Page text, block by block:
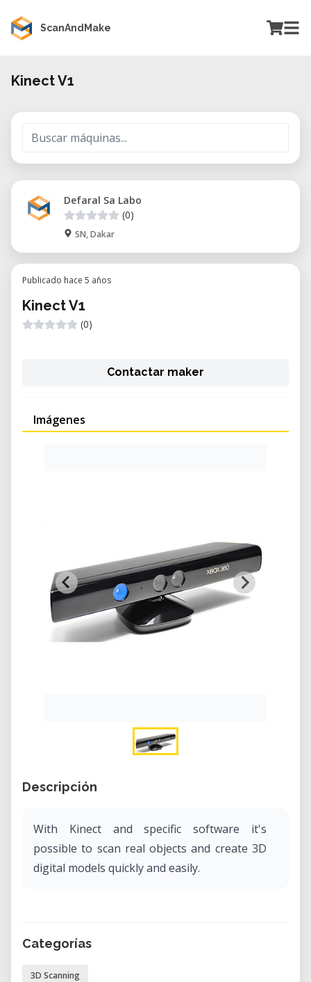
ScanAndMake
Kinect V1
Defaral Sa Labo
(0)
SN, Dakar
Publicado hace 5 años
Kinect V1
(0)
Contactar maker
Imágenes
Descripción
With Kinect and specific software it's
possible to scan real objects and create 3D
digital models quickly and easily.
Categorías
3D Scanning